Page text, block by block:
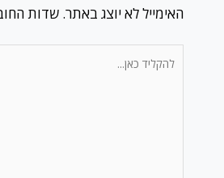
האימייל לא יוצג באתר. שדות
להקליד
כאן...